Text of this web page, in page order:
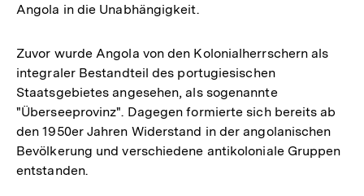
Angola in die Unabhängigkeit.
Zuvor wurde Angola von den Kolonialherrschern als
integraler Bestandteil des portugiesischen
Staatsgebietes angesehen, als sogenannte
"Überseeprovinz". Dagegen formierte sich bereits ab
den 1950er Jahren Widerstand in der angolanischen
Bevölkerung und verschiedene antikoloniale Gruppen
entstanden.